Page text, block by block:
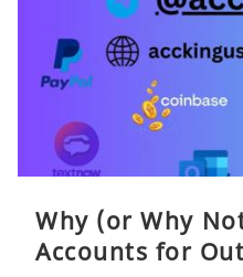
Why (or Why
Accounts for